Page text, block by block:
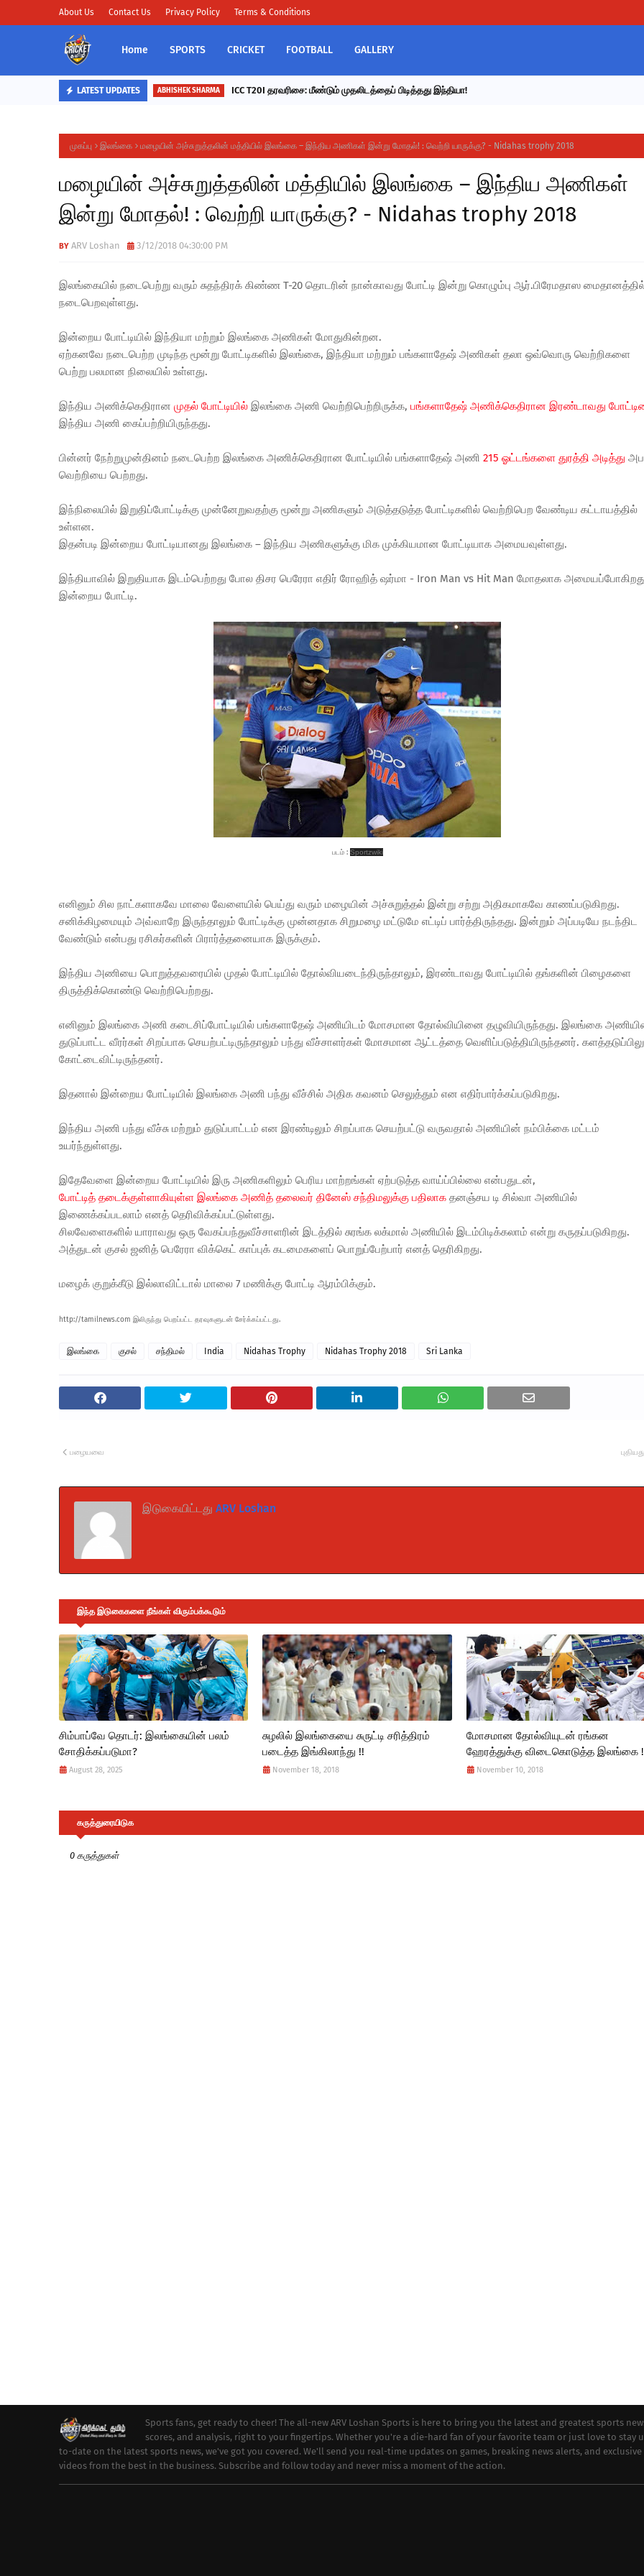
About Us Contact Us Privacy Policy Terms & Conditions
Home SPORTS CRICKET FOOTBALL GALLERY
LATEST UPDATES ABHISHEK SHARMA ICC T20I தரவரிசை: மீண்டும் முதலிடத்தைப் பிடித்தது இந்தியா!
முகப்பு இலங்கை மழையின் அச்சுறுத்தலின் மத்தியில் இலங்கை – இந்திய அணிகள் இன்று மோதல்! : வெற்றி யாருக்கு? - Nidahas trophy 2018
மழையின் அச்சுறுத்தலின் மத்தியில் இலங்கை – இந்திய அணிகள்
இன்று மோதல்! : வெற்றி யாருக்கு? - Nidahas trophy 2018
ARV Loshan 3/12/2018 04:30:00 PM
இலங்கையில் நடைபெற்று வரும் சுதந்திரக் கிண்ண T-20 தொடரின் நான்காவது போட்டி இன்று கொழும்பு ஆர்.பிரேமதாஸ
நடைபெறவுள்ளது.
இன்றைய போட்டியில் இந்தியா மற்றும் இலங்கை அணிகள் மோதுகின்றன.
ஏற்கனவே நடைபெற்ற முடிந்த மூன்று போட்டிகளில் இலங்கை, இந்தியா மற்றும் பங்களாதேஷ் அணிகள் தலா ஒவ்வொரு வெற்றிகளை
பெற்று பலமான நிலையில் உள்ளது.
இந்திய அணிக்கெதிரான முதல் போட்டியில் இலங்கை அணி வெற்றிபெற்றிருக்க, பங்களாதேஷ் அணிக்கெதிரான இரண்டாவது
இந்திய அணி கைப்பற்றியிருந்தது.
பின்னர் நேற்றுமுன்தினம் நடைபெற்ற இலங்கை அணிக்கெதிரான போட்டியில் பங்களாதேஷ் அணி 215 ஓட்டங்களை துரத்தி அடித்து
வெற்றியை பெற்றது.
இந்நிலையில் இறுதிப்போட்டிக்கு முன்னேறுவதற்கு மூன்று அணிகளும் அடுத்தடுத்த போட்டிகளில் வெற்றிபெற வேண்டிய கட்டாயத்தில்
உள்ளன.
இதன்படி இன்றைய போட்டியானது இலங்கை – இந்திய அணிகளுக்கு மிக முக்கியமான போட்டியாக அமையவுள்ளது.
இந்தியாவில் இறுதியாக இடம்பெற்றது போல திசர பெரேரா எதிர் ரோஹித் ஷர்மா - Iron Man vs Hit Man மோதலாக
இன்றைய போட்டி.
படம் : Sportzwiki
எனினும் சில நாட்களாகவே மாலை வேளையில் பெய்து வரும் மழையின் அச்சுறுத்தல் இன்று சற்று அதிகமாகவே காணப்படுகிறது.
சனிக்கிழமையும் அவ்வாறே இருந்தாலும் போட்டிக்கு முன்னதாக சிறுமழை மட்டுமே எட்டிப் பார்த்திருந்தது. இன்றும் அப்படியே நடந்திட
வேண்டும் என்பது ரசிகர்களின் பிரார்த்தனையாக இருக்கும்.
இந்திய அணியை பொறுத்தவரையில் முதல் போட்டியில் தோல்வியடைந்திருந்தாலும், இரண்டாவது போட்டியில் தங்களின் பிழைகளை
திருத்திக்கொண்டு வெற்றிபெற்றது.
எனினும் இலங்கை அணி கடைசிப்போட்டியில் பங்களாதேஷ் அணியிடம் மோசமான தோல்வியினை தழுவியிருந்தது. இலங்கை
துடுப்பாட்ட வீரர்கள் சிறப்பாக செயற்பட்டிருந்தாலும் பந்து வீச்சாளர்கள் மோசமான ஆட்டத்தை வெளிப்படுத்தியிருந்தனர்.
கோட்டைவிட்டிருந்தனர்.
இதனால் இன்றைய போட்டியில் இலங்கை அணி பந்து வீச்சில் அதிக கவனம் செலுத்தும் என எதிர்பார்க்கப்படுகிறது.
இந்திய அணி பந்து வீச்சு மற்றும் துடுப்பாட்டம் என இரண்டிலும் சிறப்பாக செயற்பட்டு வருவதால் அணியின் நம்பிக்கை மட்டம்
உயர்ந்துள்ளது.
இதேவேளை இன்றைய போட்டியில் இரு அணிகளிலும் பெரிய மாற்றங்கள் ஏற்படுத்த வாய்ப்பில்லை என்பதுடன்,
போட்டித் தடைக்குள்ளாகியுள்ள இலங்கை அணித் தலைவர் தினேஸ் சந்திமலுக்கு பதிலாக தனஞ்சய டி சில்வா அணியில்
இணைக்கப்படலாம் எனத் தெரிவிக்கப்பட்டுள்ளது.
சிலவேளைகளில் யாராவது ஒரு வேகப்பந்துவீச்சாளரின் இடத்தில் சுரங்க லக்மால் அணியில் இடம்பிடிக்கலாம் என்று கருதப்படுகிறது.
அத்துடன் குசல் ஜனித் பெரேரா விக்கெட் காப்புக் கடமைகளைப் பொறுப்பேற்பார் எனத் தெரிகிறது.
மழைக் குறுக்கீடு இல்லாவிட்டால் மாலை 7 மணிக்கு போட்டி ஆரம்பிக்கும்.
http://tamilnews.com இலிருந்து பெறப்பட்ட தரவுகளுடன் சேர்க்கப்பட்டது.
இலங்கை குசல் சந்திமல் India Nidahas Trophy Nidahas Trophy 2018 Sri Lanka
புதியது
பழையவை
இடுகையிட்டது ARV Loshan
இந்த இடுகைகளை நீங்கள் விரும்பக்கூடும்
சிம்பாப்வே தொடர்: இலங்கையின் பலம்
சோதிக்கப்படுமா?
August 28, 2025
சுழலில் இலங்கையை சுருட்டி சரித்திரம்
படைத்த இங்கிலாந்து !!
November 18, 2018
மோசமான தோல்வியுடன் ரங்கன
ஹேரத்துக்கு விடைகொடுத்த இலங்கை
November 10, 2018
கருத்துரையிடுக
0 கருத்துகள்
Sports fans, get ready to cheer! The all-new ARV Loshan Sports is here to bring you the latest and greatest sports
scores, and analysis, right to your fingertips. Whether you're a die-hard fan of your favorite team or just love to stay
to-date on the latest sports news, we've got you covered. We'll send you real-time updates on games, breaking news alerts, and exclusive
videos from the best in the business. Subscribe and follow today and never miss a moment of the action.